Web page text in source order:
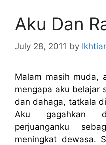
Aku Dan
July 28, 2011 by Ikhtiar
Malam masih muda,
mengapa aku belajar
dan dahaga, tatkala
Aku gagahkan
perjuanganku
meningkat dewasa.